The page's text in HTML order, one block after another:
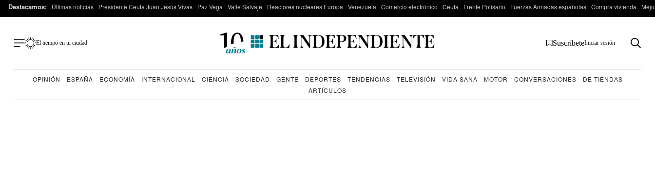
Destacamos: Últimas noticias Presidente Ceuta Juan Jesús Vivas Paz Vega Valle Salvaje Reactores nucleares Europa Venezuela Comercio electrónico Ceuta Frente Polisario Fuerzas Armadas españolas Compra vivienda
El tiempo en tu ciudad SuscríbeteIniciar sesión
OPINIÓN ESPAÑA ECONOMÍA INTERNACIONAL CIENCIA SOCIEDAD GENTE DEPORTES TENDENCIAS TELEVISIÓN VIDA SANA MOTOR CONVERSACIONES
DE TIENDAS
ARTÍCULOS